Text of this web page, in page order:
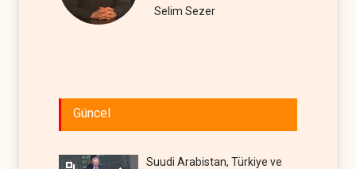
Selim Sezer
Güncel
Suudi Arabistan, Türkiye ve